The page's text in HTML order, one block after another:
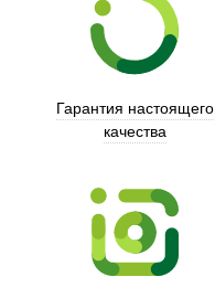
Гарантия настоящего
качества